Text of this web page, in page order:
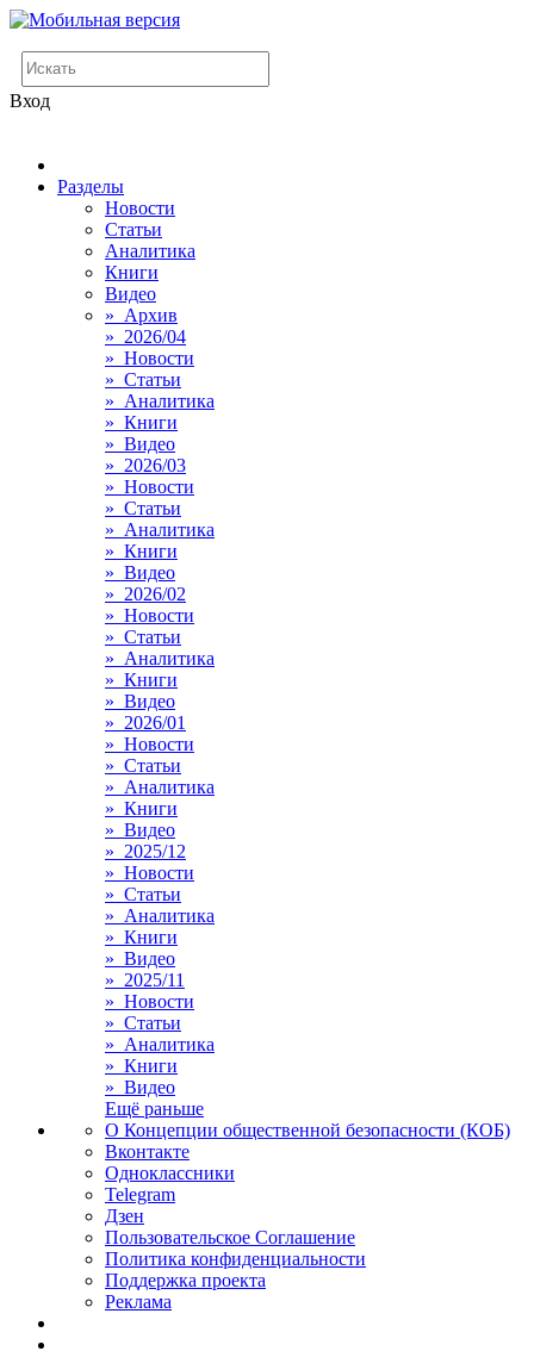
Вход
Разделы
Новости
Статьи
Аналитика
Книги
Видео
» Архив
» 2026/04
» Новости
» Статьи
» Аналитика
» Книги
» Видео
» 2026/03
» Новости
» Статьи
» Аналитика
» Книги
» Видео
» 2026/02
» Новости
» Статьи
» Аналитика
» Книги
» Видео
» 2026/01
» Новости
» Статьи
» Аналитика
» Книги
» Видео
» 2025/12
» Новости
» Статьи
» Аналитика
» Книги
» Видео
» 2025/11
» Новости
» Статьи
» Аналитика
» Книги
» Видео
Ещё раньше
О Концепции общественной безопасности (КОБ)
Вконтакте
Одноклассники
Telegram
Дзен
Пользовательское Соглашение
Политика конфиденциальности
Поддержка проекта
Реклама